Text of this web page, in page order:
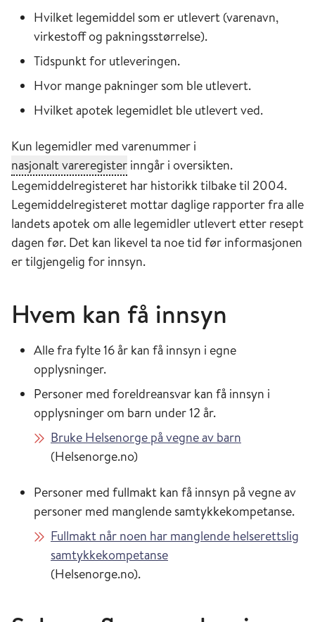
Hvilket legemiddel som er utlevert (varenavn,
virkestoff og pakningsstørrelse).
Tidspunkt for utleveringen.
Hvor mange pakninger som ble utlevert.
Hvilket apotek legemidlet ble utlevert ved.
Kun legemidler med varenummer i
Klikk for å lese en beskrivelse av
nasjonalt vareregister inngår i oversikten.
Legemiddelregisteret har historikk tilbake til 2004.
Legemiddelregisteret mottar daglige rapporter fra alle
landets apotek om alle legemidler utlevert etter resept
dagen før. Det kan likevel ta noe tid før informasjonen
er tilgjengelig for innsyn.
Hvem kan få innsyn
Alle fra fylte 16 år kan få innsyn i egne
opplysninger.
Personer med foreldreansvar kan få innsyn i
opplysninger om barn under 12 år.
Bruke Helsenorge på vegne av barn
(Helsenorge.no)
Personer med fullmakt kan få innsyn på vegne av
personer med manglende samtykkekompetanse.
Fullmakt når noen har manglende helserettslig
samtykkekompetanse
(Helsenorge.no).